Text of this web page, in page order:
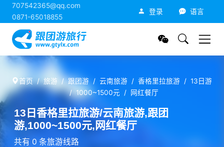
707542365@qq.com
0871-65018855
登录 语言
首页 旅游 跟团游 云南旅游 香格里拉旅游
13日游
1000~1500元
网红餐厅
13日香格里拉旅游/云南旅游,跟团
游,1000~1500元,网红餐厅
共有 0 条旅游线路